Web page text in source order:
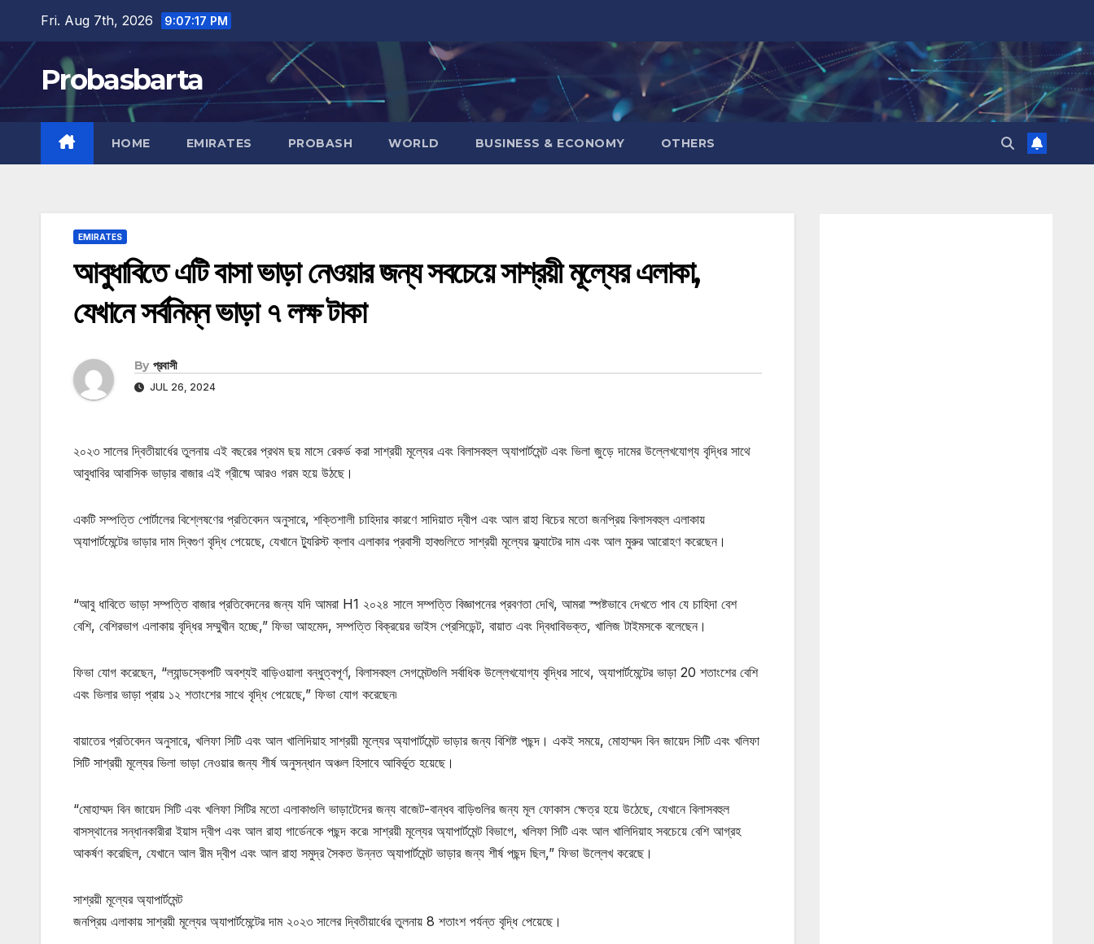
content
Fri. Aug 7th, 2026 9:07:18 PM
Probasbarta
HOME EMIRATES PROBASH WORLD BUSINESS & ECONOMY OTHERS
EMIRATES
আবুধাবিতে এটি বাসা ভাড়া নেওয়ার জন্য সবচেয়ে সাশ্রয়ী মূল্যের এলাকা,
যেখানে সর্বনিম্ন ভাড়া ৭ লক্ষ টাকা
By প্রবাসী
JUL 26, 2024
২০২৩ সালের দ্বিতীয়ার্ধের তুলনায় এই বছরের প্রথম ছয় মাসে রেকর্ড করা সাশ্রয়ী মূল্যের এবং বিলাসবহুল অ্যাপার্টমেন্ট এবং ভিলা জুড়ে দামের উল্লেখযোগ্য বৃদ্ধির সাথে
আবুধাবির আবাসিক ভাড়ার বাজার এই গ্রীষ্মে আরও গরম হয়ে উঠছে।
একটি সম্পত্তি পোর্টালের বিশ্লেষণের প্রতিবেদন অনুসারে, শক্তিশালী চাহিদার কারণে সাদিয়াত দ্বীপ এবং আল রাহা বিচের মতো জনপ্রিয় বিলাসবহুল এলাকায়
অ্যাপার্টমেন্টের ভাড়ার দাম দ্বিগুণ বৃদ্ধি পেয়েছে, যেখানে ট্যুরিস্ট ক্লাব এলাকার প্রবাসী হাবগুলিতে সাশ্রয়ী মূল্যের ফ্ল্যাটের দাম এবং আল মুরুর আরোহণ করেছেন।
“আবু ধাবিতে ভাড়া সম্পত্তি বাজার প্রতিবেদনের জন্য যদি আমরা H1 ২০২৪ সালে সম্পত্তি বিজ্ঞাপনের প্রবণতা দেখি, আমরা স্পষ্টভাবে দেখতে পাব যে চাহিদা বেশ
বেশি, বেশিরভাগ এলাকায় বৃদ্ধির সম্মুখীন হচ্ছে,” ফিভা আহমেদ, সম্পত্তি বিক্রয়ের ভাইস প্রেসিডেন্ট, বায়াত এবং দ্বিধাবিভক্ত, খালিজ টাইমসকে বলেছেন।
ফিভা যোগ করেছেন, “ল্যান্ডস্কেপটি অবশ্যই বাড়িওয়ালা বন্ধুত্বপূর্ণ, বিলাসবহুল সেগমেন্টগুলি সর্বাধিক উল্লেখযোগ্য বৃদ্ধির সাথে, অ্যাপার্টমেন্টের ভাড়া 20 শতাংশের বেশি
এবং ভিলার ভাড়া প্রায় ১২ শতাংশের সাথে বৃদ্ধি পেয়েছে,” ফিভা যোগ করেছেন৷
বায়াতের প্রতিবেদন অনুসারে, খলিফা সিটি এবং আল খালিদিয়াহ সাশ্রয়ী মূল্যের অ্যাপার্টমেন্ট ভাড়ার জন্য বিশিষ্ট পছন্দ। একই সময়ে, মোহাম্মদ বিন জায়েদ সিটি এবং খলিফা
সিটি সাশ্রয়ী মূল্যের ভিলা ভাড়া নেওয়ার জন্য শীর্ষ অনুসন্ধান অঞ্চল হিসাবে আবির্ভূত হয়েছে।
“মোহাম্মদ বিন জায়েদ সিটি এবং খলিফা সিটির মতো এলাকাগুলি ভাড়াটেদের জন্য বাজেট-বান্ধব বাড়িগুলির জন্য মূল ফোকাস ক্ষেত্র হয়ে উঠেছে, যেখানে বিলাসবহুল
বাসস্থানের সন্ধানকারীরা ইয়াস দ্বীপ এবং আল রাহা গার্ডেনকে পছন্দ করে৷ সাশ্রয়ী মূল্যের অ্যাপার্টমেন্ট বিভাগে, খলিফা সিটি এবং আল খালিদিয়াহ সবচেয়ে বেশি আগ্রহ
আকর্ষণ করেছিল, যেখানে আল রীম দ্বীপ এবং আল রাহা সমুদ্র সৈকত উন্নত অ্যাপার্টমেন্ট ভাড়ার জন্য শীর্ষ পছন্দ ছিল,” ফিভা উল্লেখ করেছে।
সাশ্রয়ী মূল্যের অ্যাপার্টমেন্ট
জনপ্রিয় এলাকায় সাশ্রয়ী মূল্যের অ্যাপার্টমেন্টের দাম ২০২৩ সালের দ্বিতীয়ার্ধের তুলনায় 8 শতাংশ পর্যন্ত বৃদ্ধি পেয়েছে।